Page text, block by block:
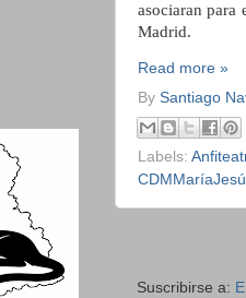
asociaran para
Madrid.
Read more »
By Santiago
Labels:
Suscribirse a: